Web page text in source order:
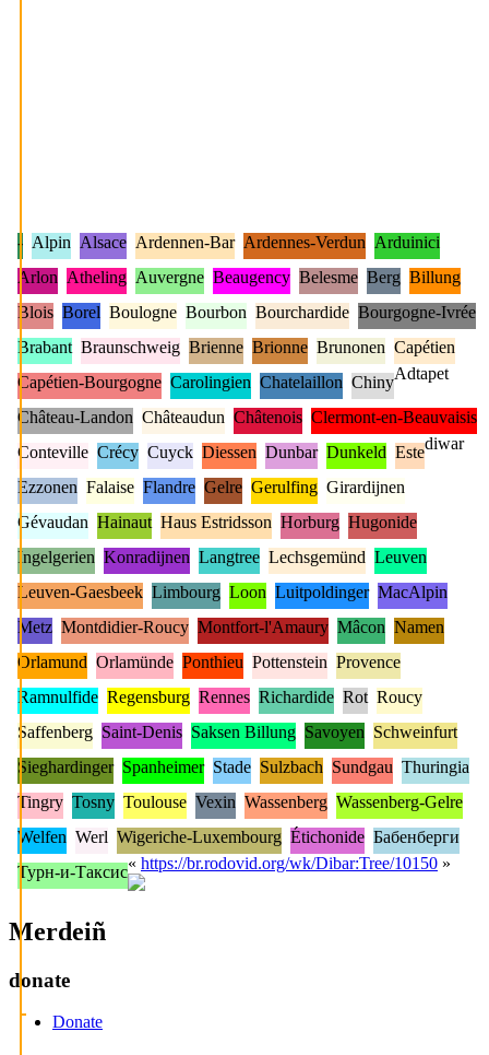
- Alpin Alsace Ardennen-Bar Ardennes-Verdun Arduinici
Arlon Atheling Auvergne Beaugency Belesme Berg Billung
Blois Borel Boulogne Bourbon Bourchardide Bourgogne-Ivrée
Brabant Braunschweig Brienne Brionne Brunonen Capétien
Capétien-Bourgogne Carolingien Chatelaillon Chiny
Château-Landon Châteaudun Châtenois Clermont-en-Beauvaisis
Conteville Crécy Cuyck Diessen Dunbar Dunkeld Este
Ezzonen Falaise Flandre Gelre Gerulfing Girardijnen
Gévaudan Hainaut Haus Estridsson Horburg Hugonide
Ingelgerien Konradijnen Langtree Lechsgemünd Leuven
Leuven-Gaesbeek Limbourg Loon Luitpoldinger MacAlpin
Metz Montdidier-Roucy Montfort-l'Amaury Mâcon Namen
Orlamund Orlamünde Ponthieu Pottenstein Provence
Ramnulfide Regensburg Rennes Richardide Rot Roucy
Saffenberg Saint-Denis Saksen Billung Savoyen Schweinfurt
Sieghardinger Spanheimer Stade Sulzbach Sundgau Thuringia
Tingry Tosny Toulouse Vexin Wassenberg Wassenberg-Gelre
Welfen Werl Wigeriche-Luxembourg Étichonide Бабенберги
Турн-и-Таксис
Adtapet
diwar
« https://br.rodovid.org/wk/Dibar:Tree/10150 »
Merdeiñ
donate
Donate